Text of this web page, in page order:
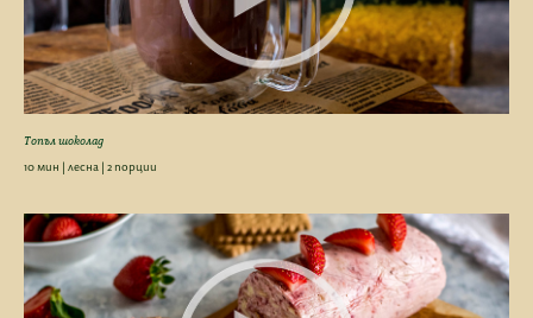
Топъл шоколад
10 мин | лесна | 2 порции